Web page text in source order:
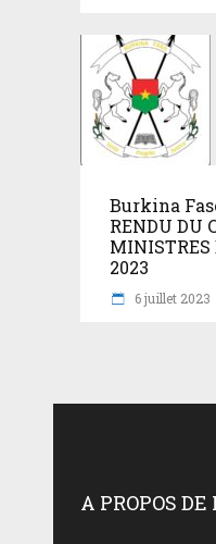
Burkina
RENDU DU
2023
6 juillet 2023
A PROPOS DE